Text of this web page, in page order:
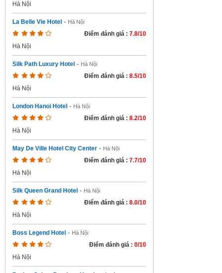
Hà Nội
La Belle Vie Hotel - Hà Nội
Điểm đánh giá : 7.8/10
Hà Nội
Silk Path Luxury Hotel - Hà Nội
Điểm đánh giá : 8.5/10
Hà Nội
London Hanoi Hotel - Hà Nội
Điểm đánh giá : 8.2/10
Hà Nội
May De Ville Hotel City Center - Hà Nội
Điểm đánh giá : 7.7/10
Hà Nội
Silk Queen Grand Hotel - Hà Nội
Điểm đánh giá : 8.0/10
Hà Nội
Boss Legend Hotel - Hà Nội
Điểm đánh giá : 0/10
Hà Nội